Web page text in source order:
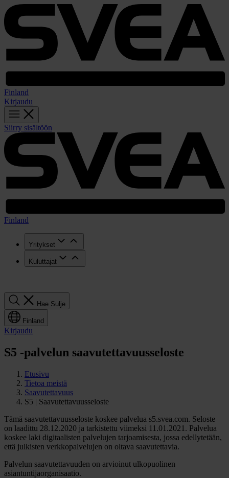
Finland
Kirjaudu
Siirry sisältöön
Finland
Yritykset
Kuluttajat
Hae Sulje
Finland
Kirjaudu
S5 -palvelun saavutettavuusseloste
Etusivu
Tietoa meistä
Saavutettavuus
S5 | Saavutettavuusseloste
Tämä saavutettavuusseloste koskee palvelua s5.svea.com. Seloste
on laadittu 28.12.2020 ja tarkistettu viimeksi 11.01.2021. Palvelua
koskee laki digitaalisten palvelujen tarjoamisesta, jossa edellytetään,
että julkisten verkkopalvelujen on oltava saavutettavia.
Palvelun saavutettavuuden on arvioinut ulkopuolinen
asiantuntijaorganisaatio.